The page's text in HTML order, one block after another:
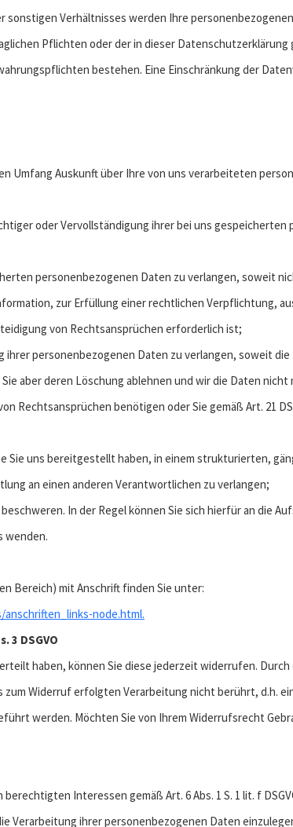
sonstigen Verhältnisses werden Ihre
Pflichten oder der in dieser
bestehen. Eine Einschränkung der
Umfang Auskunft über Ihre von uns verarbeiteten
oder Vervollständigung ihrer bei uns
personenbezogenen Daten zu verlangen, soweit
zur Erfüllung einer rechtlichen Verpflichtung,
von Rechtsansprüchen erforderlich ist;
ihrer personenbezogenen Daten zu verlangen, soweit
aber deren Löschung ablehnen und wir die Daten nicht
Rechtsansprüchen benötigen oder Sie gemäß Art. 21
Sie uns bereitgestellt haben, in einem strukturierten,
an einen anderen Verantwortlichen zu verlangen;
In der Regel können Sie sich hierfür an die
wenden.
Bereich) mit Anschrift finden Sie unter:
node.html.
3 DSGVO
haben, können Sie diese jederzeit widerrufen.
Widerruf erfolgten Verarbeitung nicht berührt, d.h.
werden. Möchten Sie von Ihrem Widerrufsrecht
Interessen gemäß Art. 6 Abs. 1 S. 1 lit. f
Verarbeitung ihrer personenbezogenen Daten